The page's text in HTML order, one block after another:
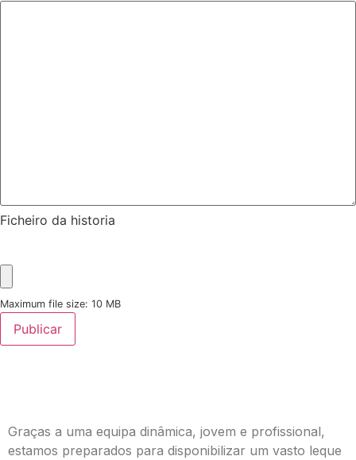
Ficheiro da historia
Maximum file size: 10 MB
Publicar
Graças a uma equipa dinâmica, jovem e profissional,
estamos preparados para disponibilizar um vasto leque